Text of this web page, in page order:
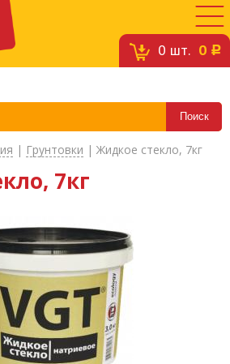
0 шт. 0 c
| Грунтовки | Жидкое стекло, 7кг
7кг